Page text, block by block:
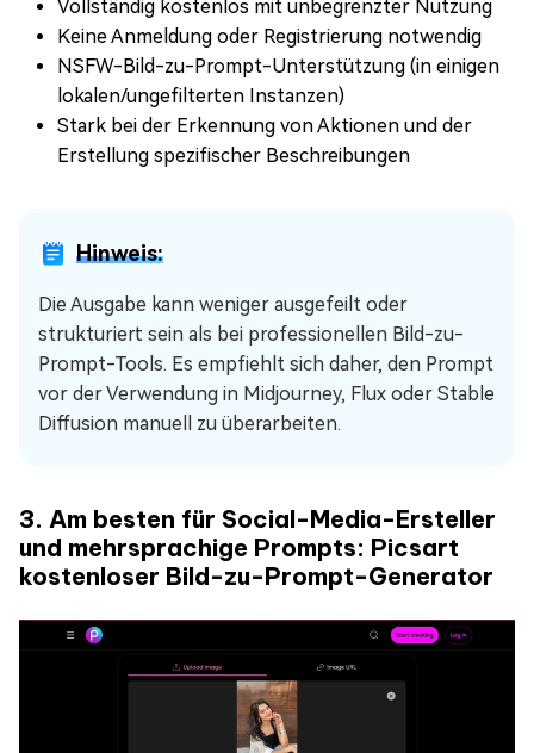
Vollständig kostenlos mit unbegrenzter Nutzung
Keine Anmeldung oder Registrierung notwendig
NSFW-Bild-zu-Prompt-Unterstützung (in einigen
lokalen/ungefilterten Instanzen)
Stark bei der Erkennung von Aktionen und der
Erstellung spezifischer Beschreibungen
Hinweis:
Die Ausgabe kann weniger ausgefeilt oder
strukturiert sein als bei professionellen Bild-zu-
Prompt-Tools. Es empfiehlt sich daher, den Prompt
vor der Verwendung in Midjourney, Flux oder Stable
Diffusion manuell zu überarbeiten.
3. Am besten für Social-Media-Ersteller
und mehrsprachige Prompts: Picsart
kostenloser Bild-zu-Prompt-Generator